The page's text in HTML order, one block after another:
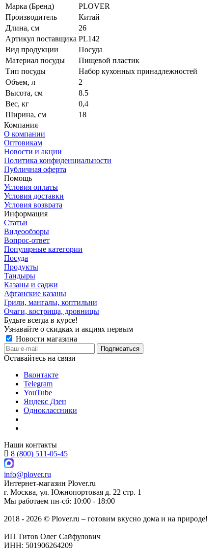
Марка (Бренд)
PLOVER
Производитель
Китай
Длина, см
26
Артикул поставщика PL142
Вид продукции
Посуда
Материал посуды
Пищевой пластик
Тип посуды
Набор кухонных принадлежностей
Объем, л
2
Высота, см
8.5
Вес, кг
0,4
Ширина, см
18
Компания
О компании
Оптовикам
Новости и акции
Политика конфиденциальности
Публичная оферта
Помощь
Условия оплаты
Условия доставки
Условия возврата
Информация
Статьи
Видеообзоры
Вопрос-ответ
Популярные категории
Посуда
Продукты
Тандыры
Казаны и саджи
Афганские казаны
Грили, мангалы, коптильни
Очаги, кострища, дровницы
Будьте всегда в курсе!
Узнавайте о скидках и акциях первым
Новости магазина
Оставайтесь на связи
Вконтакте
Telegram
YouTube
Яндекс Дзен
Одноклассники
Наши контакты
8 (800) 511-05-45
info@plover.ru
Интернет-магазин Plover.ru
г. Москва, ул. Южнопортовая д. 22 стр. 1
Мы работаем пн-сб: 10:00 - 18:00
2018 - 2026 © Plover.ru – готовим вкусно дома и на природе!
ИП Титов Олег Сайфулович
ИНН: 501906264209